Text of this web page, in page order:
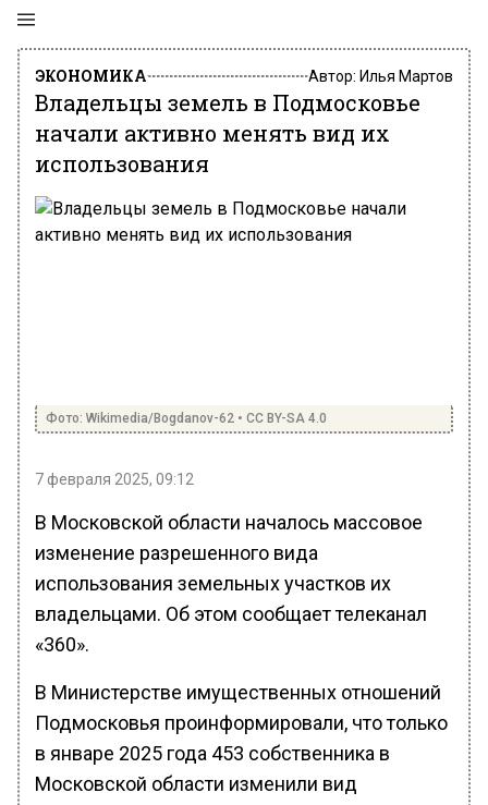
ЭКОНОМИКА Автор: Илья Мартов
Владельцы земель в Подмосковье
начали активно менять вид их
использования
Фото: Wikimedia/Bogdanov-62 • CC BY-SA 4.0
7 февраля 2025, 09:12
В Московской области началось массовое
изменение разрешенного вида
использования земельных участков их
владельцами. Об этом сообщает телеканал
«360».
В Министерстве имущественных отношений
Подмосковья проинформировали, что только
в январе 2025 года 453 собственника в
Московской области изменили вид